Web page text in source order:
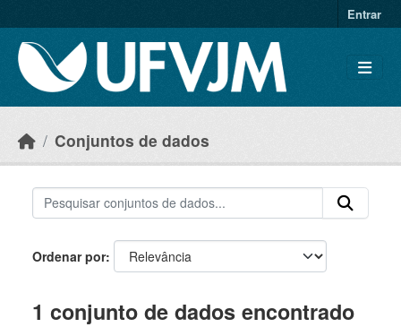
Entrar
Conjuntos de dados
Ordenar por
1 conjunto de dados encontrado